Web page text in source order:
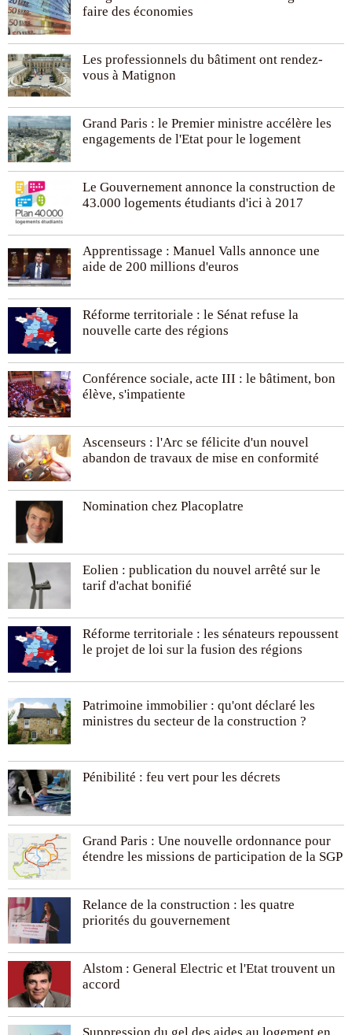
faire des économies
Les professionnels du bâtiment ont rendez-
vous à Matignon
Grand Paris : le Premier ministre accélère les
engagements de l'Etat pour le logement
Le Gouvernement annonce la construction de
43.000 logements étudiants d'ici à 2017
Apprentissage : Manuel Valls annonce une
aide de 200 millions d'euros
Réforme territoriale : le Sénat refuse la
nouvelle carte des régions
Conférence sociale, acte III : le bâtiment, bon
élève, s'impatiente
Ascenseurs : l'Arc se félicite d'un nouvel
abandon de travaux de mise en conformité
Nomination chez Placoplatre
Eolien : publication du nouvel arrêté sur le
tarif d'achat bonifié
Réforme territoriale : les sénateurs repoussent
le projet de loi sur la fusion des régions
Patrimoine immobilier : qu'ont déclaré les
ministres du secteur de la construction ?
Pénibilité : feu vert pour les décrets
Grand Paris : Une nouvelle ordonnance pour
étendre les missions de participation de la SGP
Relance de la construction : les quatre
priorités du gouvernement
Alstom : General Electric et l'Etat trouvent un
accord
Suppression du gel des aides au logement en